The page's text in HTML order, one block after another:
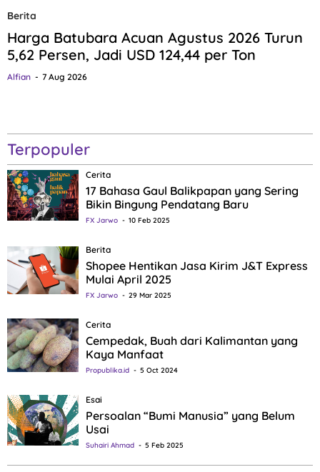
Berita
Harga Batubara Acuan Agustus 2026 Turun
5,62 Persen, Jadi USD 124,44 per Ton
Alfian 7 Aug 2026
Terpopuler
Cerita
17 Bahasa Gaul Balikpapan yang Sering
Bikin Bingung Pendatang Baru
FX Jarwo 10 Feb 2025
Berita
Shopee Hentikan Jasa Kirim J&T Express
Mulai April 2025
FX Jarwo 29 Mar 2025
Cerita
Cempedak, Buah dari Kalimantan yang
Kaya Manfaat
Propublika.id 5 Oct 2024
Esai
Persoalan “Bumi Manusia” yang Belum
Usai
Suhairi Ahmad 5 Feb 2025